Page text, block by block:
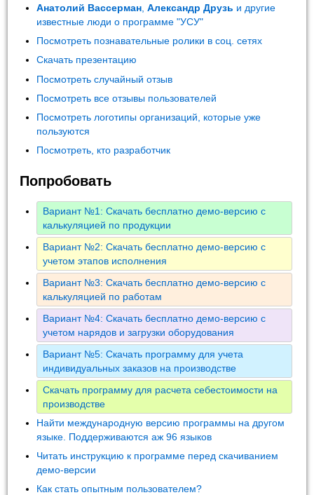
Анатолий Вассерман ,Александр Друзь и другие
известные люди о программе "УСУ"
Посмотреть познавательные ролики в соц. сетях
Скачать презентацию
Посмотреть случайный отзыв
Посмотреть все отзывы пользователей
Посмотреть логотипы организаций, которые уже
пользуются
Посмотреть, кто разработчик
Попробовать
Вариант №1: Скачать бесплатно демо-версию с
калькуляцией по продукции
Вариант №2: Скачать бесплатно демо-версию с
учетом этапов исполнения
Вариант №3: Скачать бесплатно демо-версию с
калькуляцией по работам
Вариант №4: Скачать бесплатно демо-версию с
учетом нарядов и загрузки оборудования
Вариант №5: Скачать программу для учета
индивидуальных заказов на производстве
Скачать программу для расчета себестоимости на
производстве
Найти международную версию программы на другом
языке. Поддерживаются аж 96 языков
Читать инструкцию к программе перед скачиванием
демо-версии
Как стать опытным пользователем?